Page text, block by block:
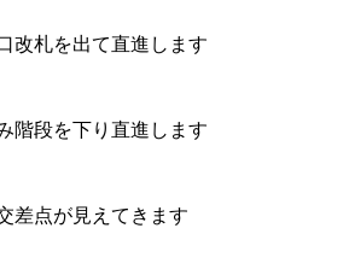
改札を出て直進 します
階段を下り直進します
差点が見えてきます